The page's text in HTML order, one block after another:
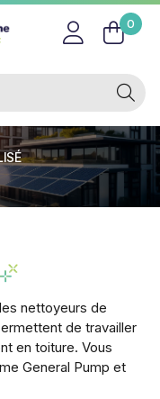
0
nettoyeurs de
de travailler
en toiture. Vous
General Pump et